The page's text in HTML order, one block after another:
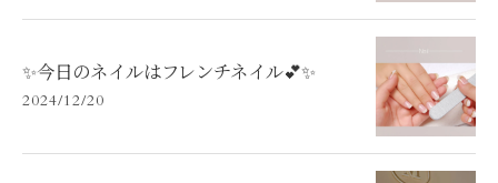
✨今日のネイルはフレンチネイル💕✨
2024/12/20